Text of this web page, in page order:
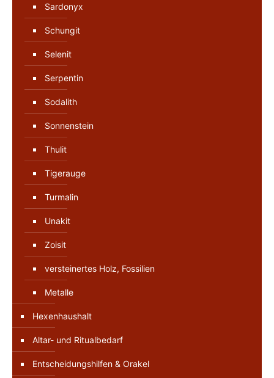
Sardonyx
Schungit
Selenit
Serpentin
Sodalith
Sonnenstein
Thulit
Tigerauge
Turmalin
Unakit
Zoisit
versteinertes Holz, Fossilien
Metalle
Hexenhaushalt
Altar- und Ritualbedarf
Entscheidungshilfen & Orakel